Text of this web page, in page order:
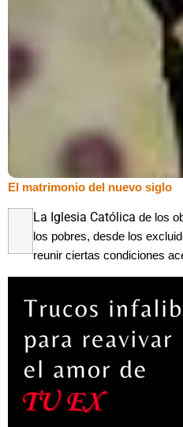
El matrimonio del nuevo siglo
La Iglesia Católica de los
los pobres, desde los
reunir ciertas condiciones